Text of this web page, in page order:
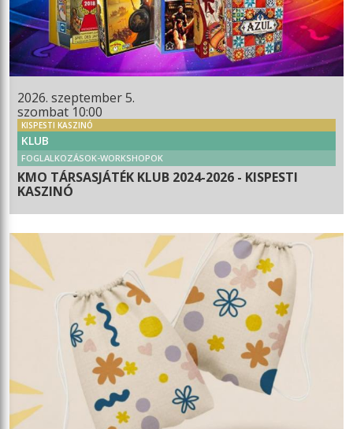
2026. szeptember 5.
szombat 10:00
KISPESTI KASZINÓ
KLUB
FOGLALKOZÁSOK-WORKSHOPOK
KMO TÁRSASJÁTÉK KLUB 2024-2026 - KISPESTI
KASZINÓ